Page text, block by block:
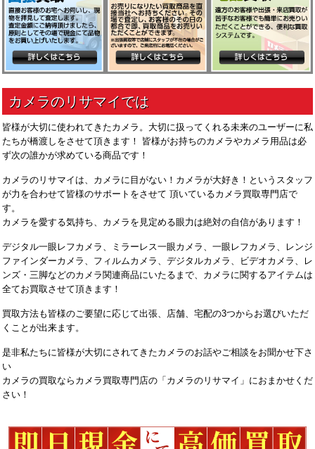
皆様が大切に使われてきたカメラ。大切に扱ってくれる未来のユーザーに私
たちが橋渡しをさせて頂きます！ 皆様がお持ちのカメラやカメラ用品は必
ず次の誰かが求めている商品です！
カメラのリサマイは、カメラに目がない！カメラが大好き！というスタッフ
が力を合わせて皆様のサポートをさせて 頂いているカメラ買取専門店で
す。
カメラを愛する気持ち、カメラを見定める眼力は絶対の自信があります！
デジタル一眼レフカメラ、ミラーレス一眼カメラ、一眼レフカメラ、レンジ
ファインダーカメラ、フィルムカメラ、デジタルカメラ、ビデオカメラ、レ
ンズ・三脚などのカメラ関連商品にいたるまで、カメラに関するアイテムは
全てお買取させて頂きます！
買取方法も皆様のご要望に応じて出張、店舗、宅配の3つからお選びいただ
くことが出来ます。
是非私たちに皆様が大切にされてきたカメラのお話やご相談をお聞かせ下さ
い
カメラの買取ならカメラ買取専門店の「カメラのリサマイ」におまかせくだ
さい！